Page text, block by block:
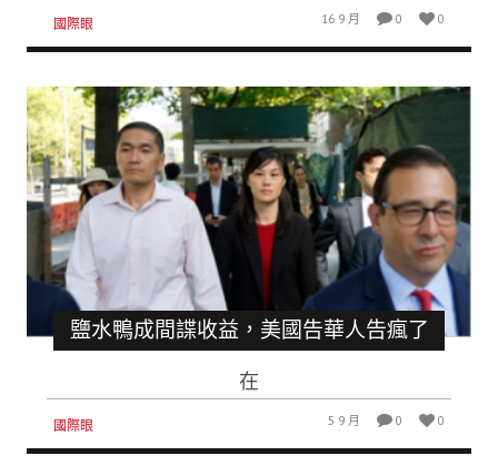
國際眼 16 9 月 0 0
鹽水鴨成間諜收益，美國告華人告瘋了
在
國際眼 5 9 月 0 0